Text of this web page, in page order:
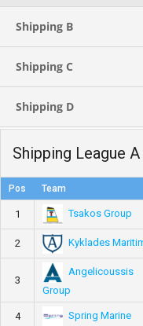
Shipping B
Shipping C
Shipping D
Shipping League A
Pos Team
1 Tsakos Group
2 Kyklades
3
Angelicoussis
Group
4 Spring Marine